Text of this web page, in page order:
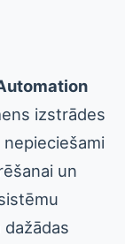
izstrādes
un